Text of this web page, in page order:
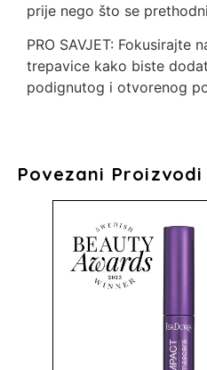
prije nego što se
PRO SAVJET: Fokusirajte
trepavice kako biste
podignutog i otvorenog
Povezani Proizvodi